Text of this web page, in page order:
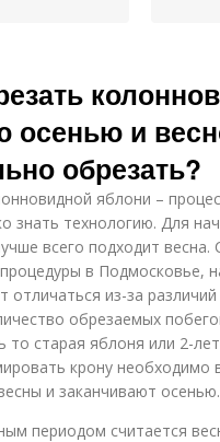
обрезка
осенью и
обрезать?
яблони –
знать технологию. Для
всего подходит весна.
в Подмосковье,
отличаться из-за
обрезаемых
то старая яблоня или 2-
крону необходимо
и заканчивают осенью.
периодом считается